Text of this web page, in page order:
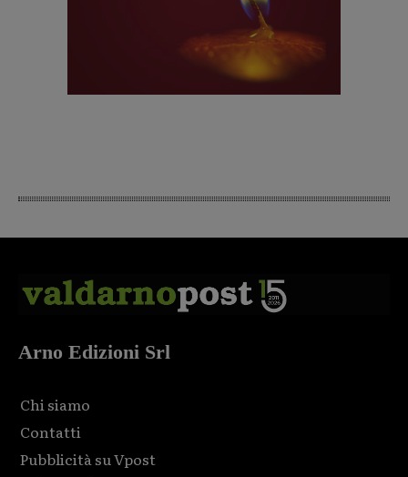
Arno Edizioni Srl
Chi siamo
Contatti
Pubblicità su Vpost